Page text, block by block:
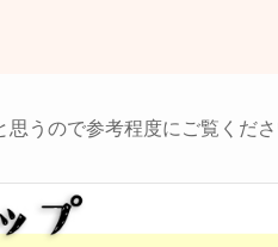
うので参考程度にご覧くださ